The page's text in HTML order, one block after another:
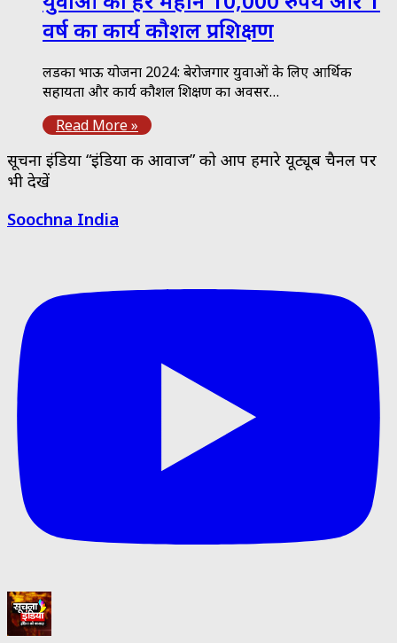
वर्ष का कार्य कौशल प्रशिक्षण
लडका भाऊ योजना 2024: बेरोजगार युवाओं के लिए आर्थिक
सहायता और कार्य कौशल प्रशिक्षण का अवसर…
Read More »
सूचना इंडिया “इंडिया की आवाज” को आप हमारे यूट्यूब चैनल पर
भी देखें
Soochna India